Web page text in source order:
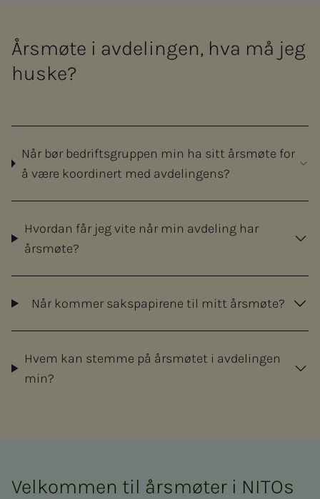
Årsmøte i avdelingen, hva må jeg
huske?
Når bør bedriftsgruppen min ha sitt årsmøte for
å være koordinert med avdelingens?
Hvordan får jeg vite når min avdeling har
årsmøte?
Når kommer sakspapirene til mitt årsmøte?
Hvem kan stemme på årsmøtet i avdelingen
min?
Velkommen til årsmøter i NITOs